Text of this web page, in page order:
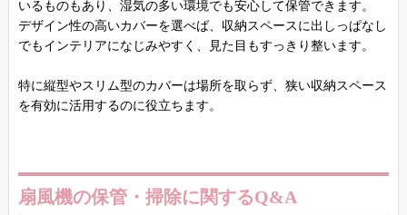
いるものもあり、湿気の多い環境でも安心して保管できます。
デザイン性の高いカバーを選べば、収納スペースに出しっぱなし
でもインテリアになじみやすく、見た目もすっきり整います。
特に縦型やスリム型のカバーは場所を取らず、狭い収納スペース
を有効に活用するのに役立ちます。
扇風機の保管・掃除に関するQ&A